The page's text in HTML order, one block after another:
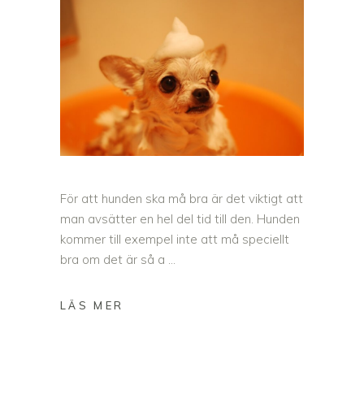
För att hunden ska må bra är det viktigt att
man avsätter en hel del tid till den. Hunden
kommer till exempel inte att må speciellt
bra om det är så a